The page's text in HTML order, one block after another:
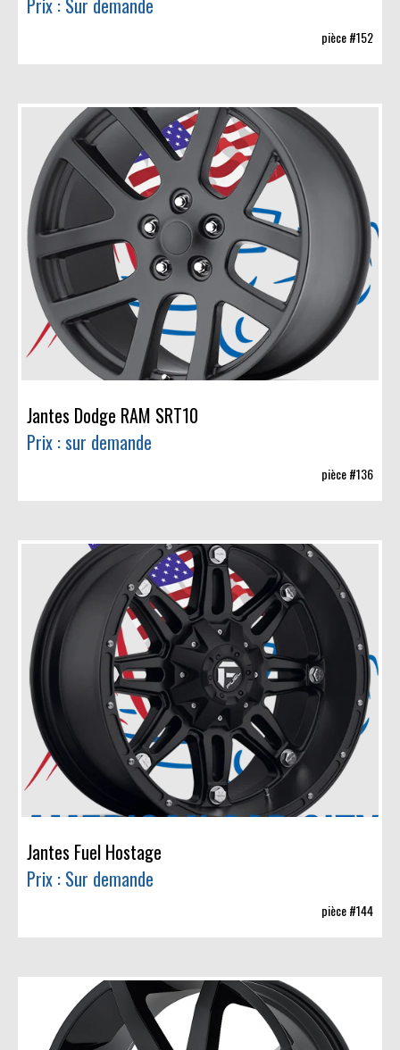
pièce #152
Jantes Dodge RAM SRT10
Prix : sur demande
pièce #136
Jantes Fuel Hostage
Prix : Sur demande
pièce #144